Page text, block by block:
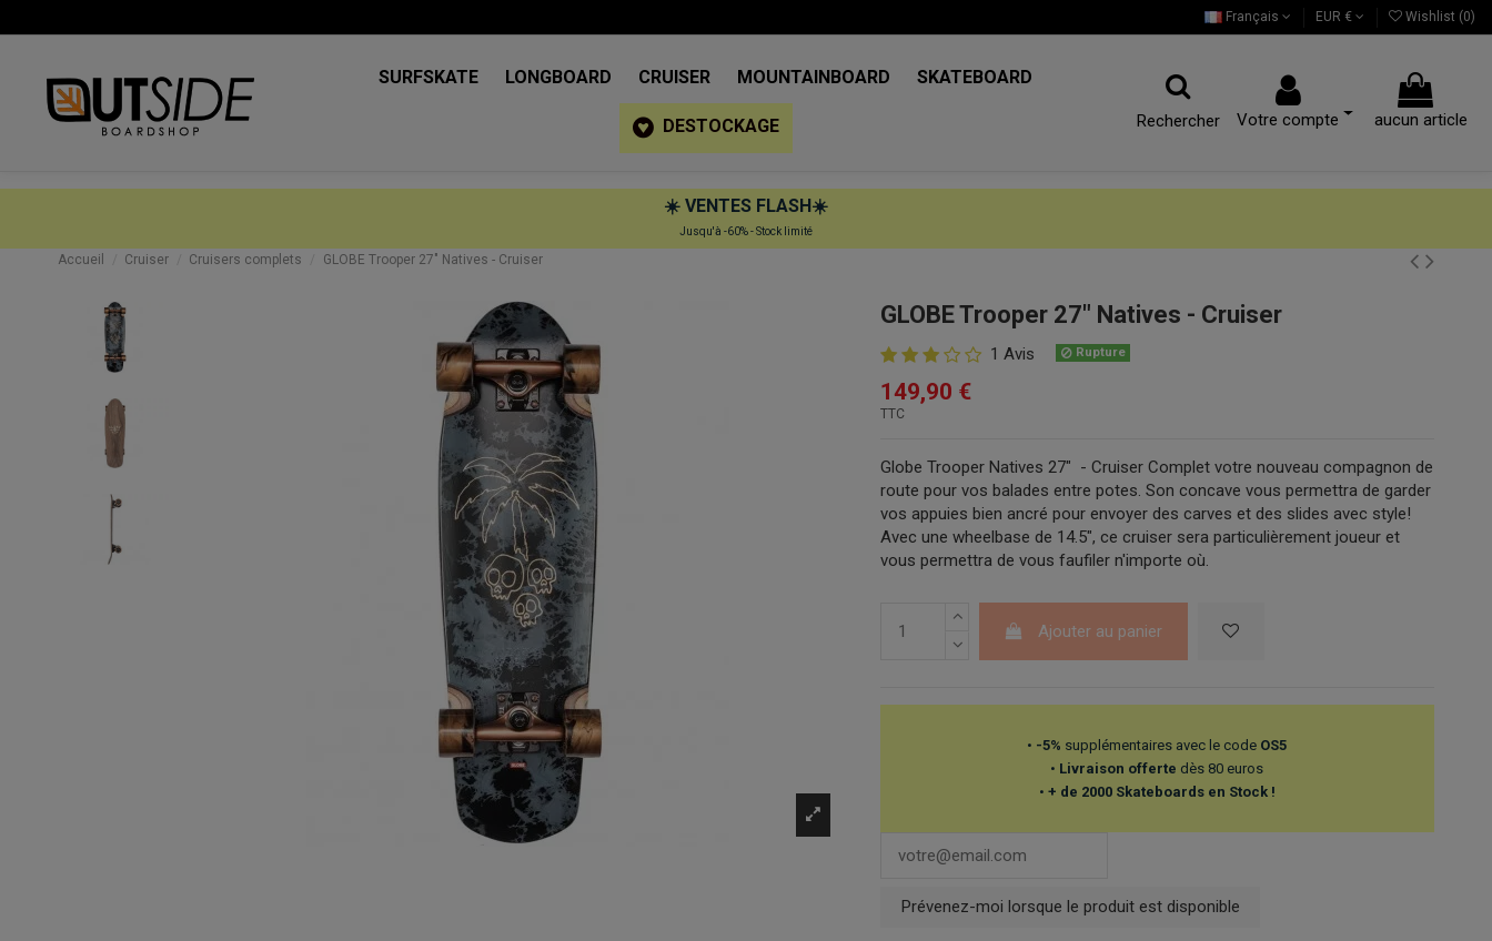
Français EUR € Wishlist (0)
SURFSKATE LONGBOARD CRUISER MOUNTAINBOARD SKATEBOARD
DESTOCKAGE Rechercher Votre compte aucun article
☀️ VENTES FLASH☀️
Jusqu'à -60% - Stock limité
Accueil Cruiser Cruisers complets GLOBE Trooper 27" Natives - Cruiser
GLOBE Trooper 27" Natives - Cruiser
1 Avis Rupture
149,90 €
TTC
Globe Trooper Natives 27" - Cruiser Complet votre nouveau compagnon de
route pour vos balades entre potes. Son concave vous permettra de garder
vos appuies bien ancré pour envoyer des carves et des slides avec style!
Avec une wheelbase de 14.5", ce cruiser sera particulièrement joueur et
vous permettra de vous faufiler n'importe où.
Ajouter au panier
• -5% supplémentaires avec le code OS5
• Livraison offerte dès 80 euros
• + de 2000 Skateboards en Stock !
Prévenez-moi lorsque le produit est disponible